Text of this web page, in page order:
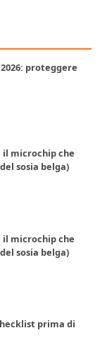
proteggere
microchip che
sosia belga)
microchip che
sosia belga)
prima di